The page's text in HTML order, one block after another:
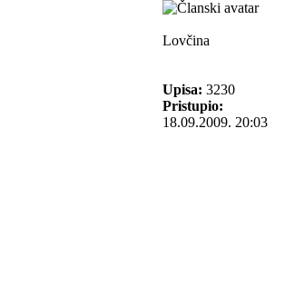
Lovčina
Upisa: 3230
Pristupio:
18.09.2009. 20:03